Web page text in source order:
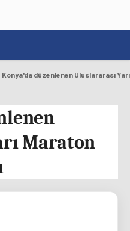
Maraton